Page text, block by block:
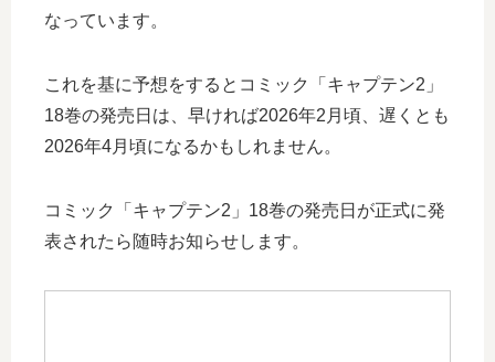
なっています。
これを基に予想をするとコミック「キャプテン2」
18巻の発売日は、早ければ2026年2月頃、遅くとも
2026年4月頃になるかもしれません。
コミック「キャプテン2」18巻の発売日が正式に発
表されたら随時お知らせします。